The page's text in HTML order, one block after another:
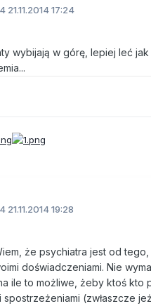
21.11.2014 17:24
wybijają w górę, lepiej leć
21.11.2014 19:28
że psychiatra jest od
doświadczeniami. Nie
ile to możliwe, żeby ktoś
spostrzeżeniami (zwłaszcze